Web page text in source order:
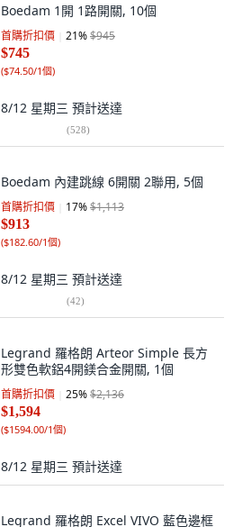
Boedam 1開 1路開關, 10個
首購折扣價 21%$945
$745
($74.50/1個)
8/12 星期三 預計送達
(528)
Boedam 內建跳線 6開關 2聯用, 5個
首購折扣價 17%$1,113
$913
($182.60/1個)
8/12 星期三 預計送達
(42)
Legrand 羅格朗 Arteor Simple 長方
形雙色軟鋁4開鎂合金開關, 1個
首購折扣價 25%$2,136
$1,594
($1594.00/1個)
8/12 星期三 預計送達
Legrand 羅格朗 Excel VIVO 藍色邊框